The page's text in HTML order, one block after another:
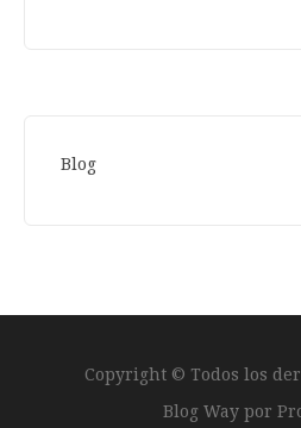
Blog
Copyright © Todos los
Blog Way por